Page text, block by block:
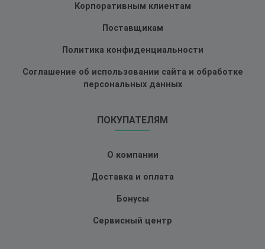
Корпоративным клиентам
Поставщикам
Политика конфиденциальности
Соглашение об использовании сайта и обработке
персональных данных
ПОКУПАТЕЛЯМ
О компании
Доставка и оплата
Бонусы
Сервисный центр